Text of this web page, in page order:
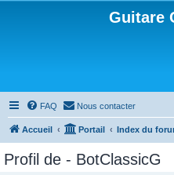
Guitare
FAQ Nous contacter
Accueil Portail Index du
Profil de - BotClassicG